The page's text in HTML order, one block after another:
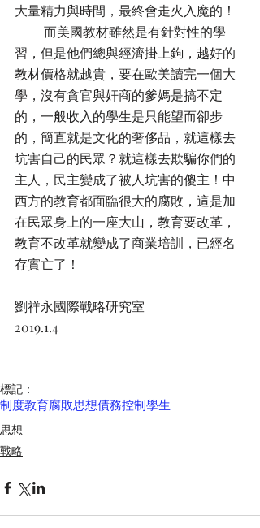
大量精力與時間，最終會走火入魔的！
習，但是他們總與經濟掛上鉤，越好的
教材價格就越貴，要在歐美讀完一個大
學，沒有貪官與奸商的爹媽是搞不定
的，一般收入的學生是只能望而卻步
的，簡直就是文化的奢侈品，就這樣去
坑害自己的民眾？就這樣去欺騙你們的
主人，民主變成了被人坑害的傻主！中
西方的教育都面臨很大的腐敗，這是加
在民眾身上的一座大山，教育要改革，
教育不改革就變成了商業培訓，已經名
存實亡了！
劉祥永國際戰略研究室
2019.1.4
標記：
制度教育腐敗思想債務控制學生
思想
戰略